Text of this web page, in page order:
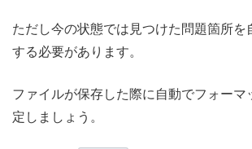
ただし今の状態では見つけた問題箇所を
する必要があります。
ファイルが保存した際に自動でフォーマ
定しましょう。